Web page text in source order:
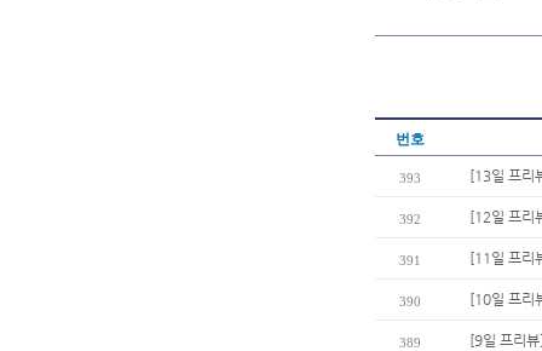
번호
393 [13일 프리
392 [12일 프리
391 [11일 프리
390 [10일 프리
389 [9일 프리